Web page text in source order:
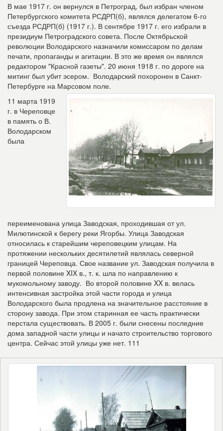
В мае 1917 г. он вернулся в Петроград, был избран членом
Петербургского комитета РСДРП(б), являлся делегатом 6-го
съезда РСДРП(б) (1917 г.). В сентябре 1917 г. его избрали в
президиум Петроградского совета. После Октябрьской
революции Володарского назначили комиссаром по делам
печати, пропаганды и агитации. В это же время он являлся
редактором "Красной газеты". 20 июня 1918 г. по дороге на
митинг был убит эсером. Володарский похоронен в Санкт-
Петербурге на Марсовом поле.
11 марта 1919
г. в Череповце
в память о В.
Володарском
была
переименована улица Заводская, проходившая от ул.
Милютинской к берегу реки Ягорбы. Улица Заводская
относилась к старейшим череповецким улицам. На
протяжении нескольких десятилетий являлась северной
границей Череповца. Свое название ул. Заводская получила в
первой половине XIX в., т. к. шла по направлению к
мукомольному заводу. Во второй половине XX в. велась
интенсивная застройка этой части города и улица
Володарского была продлена на значительное расстояние в
сторону завода. При этом старинная ее часть практически
перстала существовать. В 2005 г. были снесены последние
дома западной части улицы и начато строительство торгового
центра. Сейчас этой улицы уже нет. 111